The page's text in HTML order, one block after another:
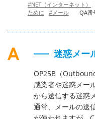
#NET（インターネット）
ために
#メール QA番
迷惑メー
OP25B（
感染者や迷惑メー
から送信する迷惑
通常、メールの送